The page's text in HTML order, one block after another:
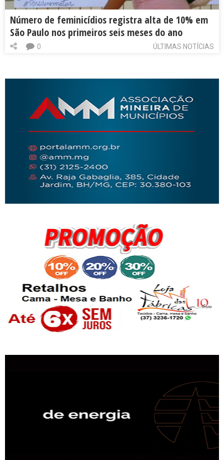
Número de feminicídios registra alta de 10% em
São Paulo nos primeiros seis meses do ano
ÚLTIMAS NOTÍCIAS
0